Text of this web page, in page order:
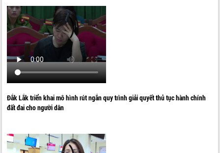
Đắk Lắk triển khai mô hình rút ngắn quy trình giải quyết thủ tục hành chính
đất đai cho người dân